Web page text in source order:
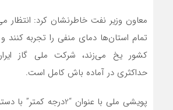
معاون وزیر نفت خاطرنشان کرد: انتظار
تمام استان‌ها دمای منفی را تجربه کنند
کشور یخ می‌زند، شرکت ملی گاز
حداکثری در آماده باش کامل است.
پویشی ملی با عنوان